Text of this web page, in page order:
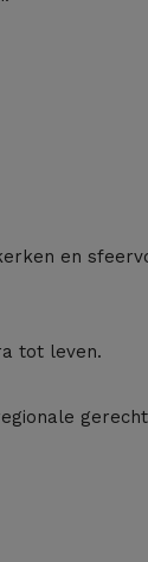
en
tot leven.